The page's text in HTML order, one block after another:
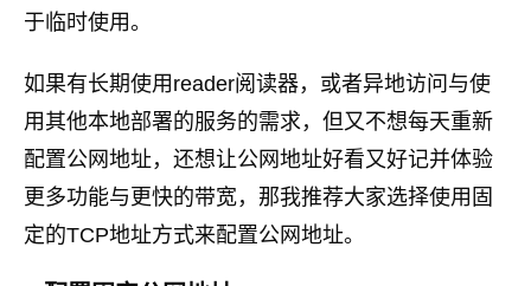
于临时使用。
如果有长期使用reader阅读器，或者异地访问与使
用其他本地部署的服务的需求，但又不想每天重新
配置公网地址，还想让公网地址好看又好记并体验
更多功能与更快的带宽，那我推荐大家选择使用固
定的TCP地址方式来配置公网地址。